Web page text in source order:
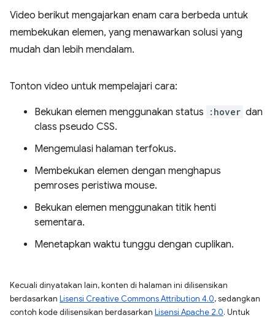
Video berikut mengajarkan enam cara berbeda untuk
membekukan elemen, yang menawarkan solusi yang
mudah dan lebih mendalam.
Tonton video untuk mempelajari cara:
Bekukan elemen menggunakan status :hover dan
class pseudo CSS.
Mengemulasi halaman terfokus.
Membekukan elemen dengan menghapus
pemroses peristiwa mouse.
Bekukan elemen menggunakan titik henti
sementara.
Menetapkan waktu tunggu dengan cuplikan.
Kecuali dinyatakan lain, konten di halaman ini dilisensikan
berdasarkan Lisensi Creative Commons Attribution 4.0, sedangkan
contoh kode dilisensikan berdasarkan Lisensi Apache 2.0. Untuk